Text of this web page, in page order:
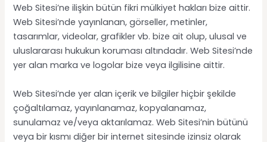
Web Sitesi’ne ilişkin bütün fikri mülkiyet hakları bize aittir.
Web Sitesi’nde yayınlanan, görseller, metinler,
tasarımlar, videolar, grafikler vb. bize ait olup, ulusal ve
uluslararası hukukun koruması altındadır. Web Sitesi’nde
yer alan marka ve logolar bize veya ilgilisine aittir.
Web Sitesi’nde yer alan içerik ve bilgiler hiçbir şekilde
çoğaltılamaz, yayınlanamaz, kopyalanamaz,
sunulamaz ve/veya aktarılamaz. Web Sitesi’nin bütünü
veya bir kısmı diğer bir internet sitesinde izinsiz olarak